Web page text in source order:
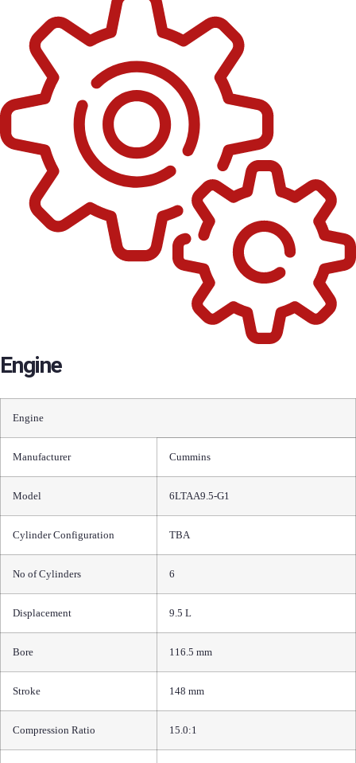
Engine
Engine
Manufacturer Cummins
Model 6LTAA9.5-G1
Cylinder Configuration TBA
No of Cylinders 6
Displacement 9.5 L
Bore 116.5 mm
Stroke 148 mm
Compression Ratio 15.0:1